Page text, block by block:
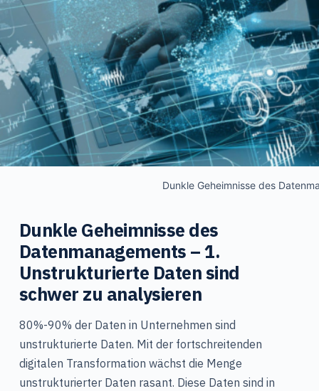
Dunkle Geheimnisse des
Dunkle Geheimnisse des
Datenmanagements – 1.
Unstrukturierte Daten sind
schwer zu analysieren
80%-90% der Daten in Unternehmen sind
unstrukturierte Daten. Mit der fortschreitenden
digitalen Transformation wächst die Menge
unstrukturierter Daten rasant. Diese Daten sind in